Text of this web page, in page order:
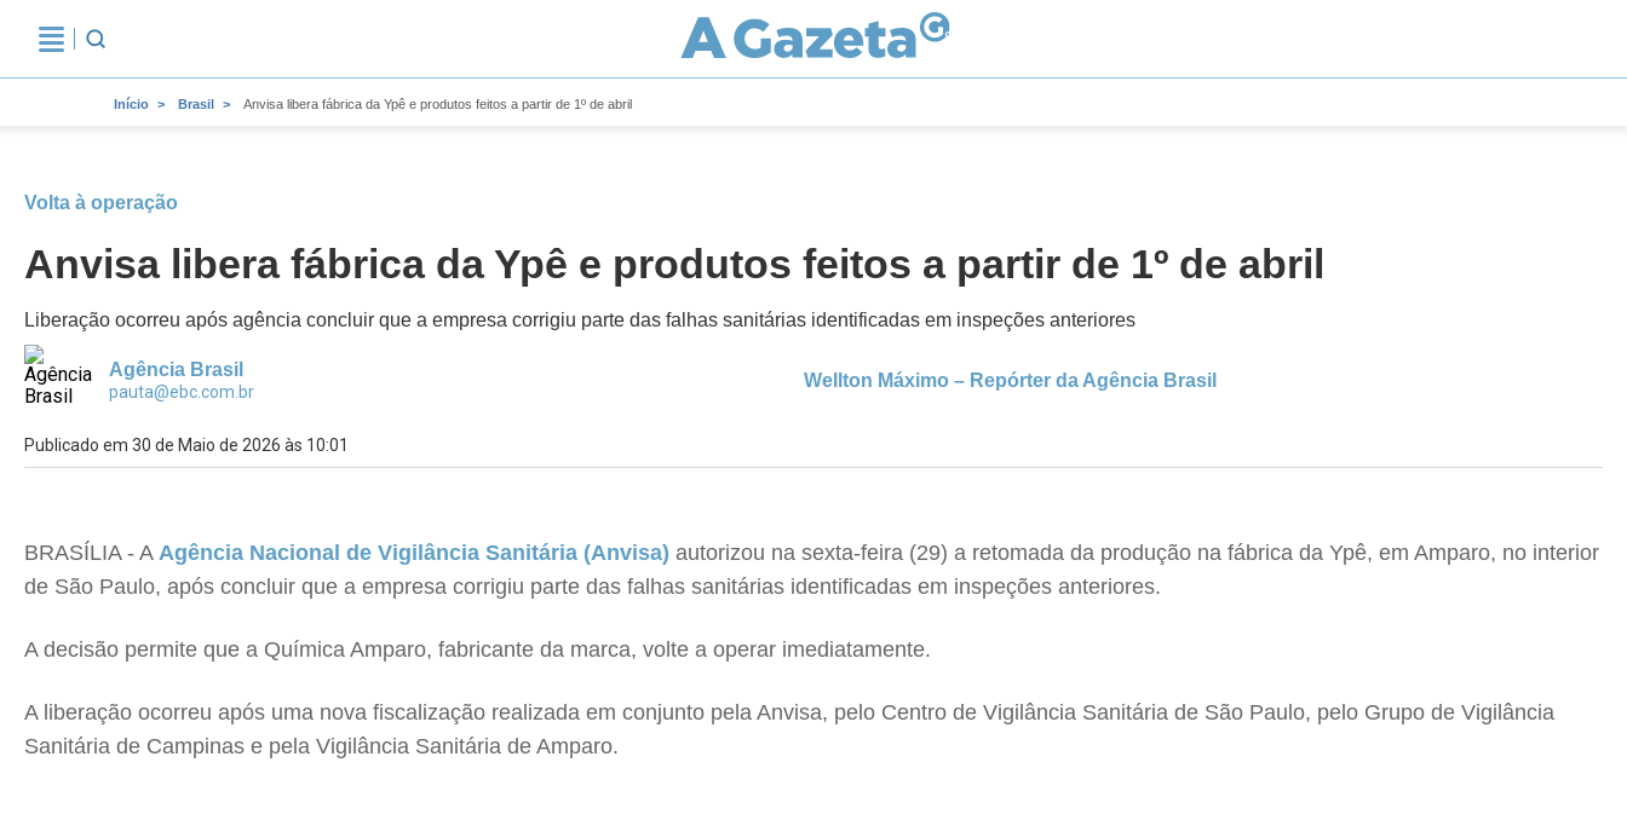
Início Brasil Anvisa libera fábrica da Ypê e produtos feitos a partir de 1º de abril
Volta à operação
Anvisa libera fábrica da Ypê e produtos feitos a partir de 1º de abril
Liberação ocorreu após agência concluir que a empresa corrigiu parte das falhas sanitárias identificadas em inspeções anteriores
Agência Brasil
pauta@ebc.com.br
Wellton Máximo – Repórter da Agência Brasil
Publicado em 30 de Maio de 2026 às 10:01
BRASÍLIA - A Agência Nacional de Vigilância Sanitária (Anvisa) autorizou na sexta-feira (29) a retomada da produção na fábrica da Ypê, em Amparo, no interior
de São Paulo, após concluir que a empresa corrigiu parte das falhas sanitárias identificadas em inspeções anteriores.
A decisão permite que a Química Amparo, fabricante da marca, volte a operar imediatamente.
A liberação ocorreu após uma nova fiscalização realizada em conjunto pela Anvisa, pelo Centro de Vigilância Sanitária de São Paulo, pelo Grupo de Vigilância
Sanitária de Campinas e pela Vigilância Sanitária de Amparo.